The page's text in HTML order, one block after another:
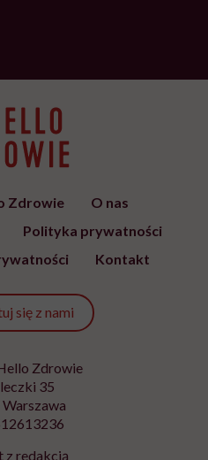
Zdrowie
O nas
Polityka prywatności
Kontakt
się z nami
Zdrowie
35
z redakcją